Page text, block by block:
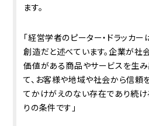
ます。
「経営学者のピーター・ドラッカ
創造だと述べています。企業が社
価値がある商品やサービスを生み
て、お客様や地域や社会から信頼
てかけがえのない存在であり続け
りの条件です」